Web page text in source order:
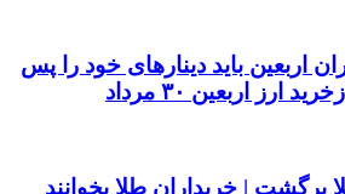
اربعین باید دینارهای خود را پس
ارز اربعین ۳۰ مرداد
برگشت | خریداران طلا بخوانند